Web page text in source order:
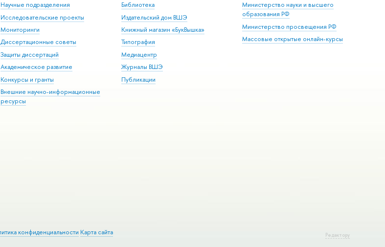
Научные подразделения
Исследовательские проекты
Мониторинги
Диссертационные советы
Защиты диссертаций
Академическое развитие
Конкурсы и гранты
Внешние научно-информационные
ресурсы
Библиотека
Издательский дом ВШЭ
Книжный магазин «БукВышка»
Типография
Медиацентр
Журналы ВШЭ
Публикации
Министерство науки и высшего
образования РФ
Министерство просвещения РФ
Массовые открытые онлайн-курсы
Редактору
конфиденциальности Карта сайта